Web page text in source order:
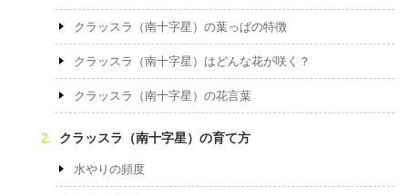
クラッスラ（南十字星）の葉っぱの特徴
クラッスラ（南十字星）はどんな花が咲く？
クラッスラ（南十字星）の花言葉
クラッスラ（南十字星）の育て方
水やりの頻度